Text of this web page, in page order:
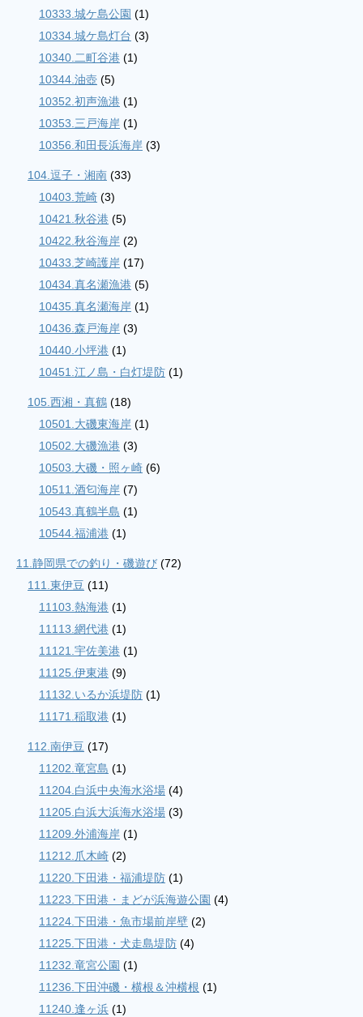
10333.城ケ島公園 (1)
10334.城ケ島灯台 (3)
10340.二町谷港 (1)
10344.油壺 (5)
10352.初声漁港 (1)
10353.三戸海岸 (1)
10356.和田長浜海岸 (3)
104.逗子・湘南 (33)
10403.荒崎 (3)
10421.秋谷港 (5)
10422.秋谷海岸 (2)
10433.芝崎護岸 (17)
10434.真名瀬漁港 (5)
10435.真名瀬海岸 (1)
10436.森戸海岸 (3)
10440.小坪港 (1)
10451.江ノ島・白灯堤防 (1)
105.西湘・真鶴 (18)
10501.大磯東海岸 (1)
10502.大磯漁港 (3)
10503.大磯・照ヶ崎 (6)
10511.酒匂海岸 (7)
10543.真鶴半島 (1)
10544.福浦港 (1)
11.静岡県での釣り・磯遊び (72)
111.東伊豆 (11)
11103.熱海港 (1)
11113.網代港 (1)
11121.宇佐美港 (1)
11125.伊東港 (9)
11132.いるか浜堤防 (1)
11171.稲取港 (1)
112.南伊豆 (17)
11202.竜宮島 (1)
11204.白浜中央海水浴場 (4)
11205.白浜大浜海水浴場 (3)
11209.外浦海岸 (1)
11212.爪木崎 (2)
11220.下田港・福浦堤防 (1)
11223.下田港・まどが浜海遊公園 (4)
11224.下田港・魚市場前岸壁 (2)
11225.下田港・犬走島堤防 (4)
11232.竜宮公園 (1)
11236.下田沖磯・横根＆沖横根 (1)
11240.逢ヶ浜 (1)